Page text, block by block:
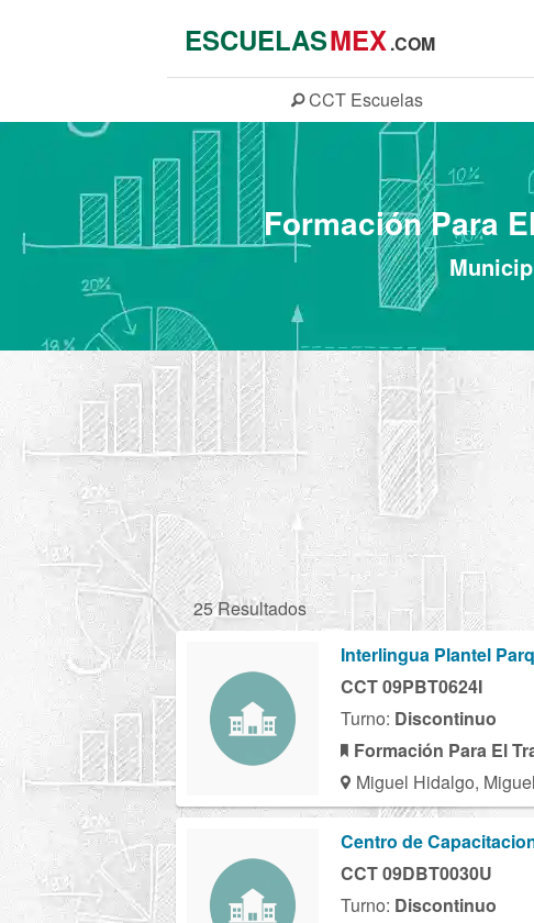
ESCUELASMEX.COM
CCT Escuelas
Formación Para
25 Resultados
Interlingua Plantel
CCT 09PBT0624I
Turno: Discontinuo
Formación Para El
Miguel Hidalgo,
Centro de
CCT 09DBT0030U
Turno: Discontinuo